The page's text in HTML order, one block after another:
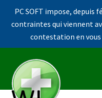
PC SOFT impose, depuis
contraintes qui viennent
contestation en
contenu
principal